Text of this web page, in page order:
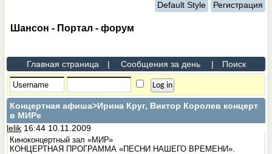
Default Style Регистрация
Шансон - Портал - форум
Главная страница | Сообщения за день | Поиск
Концертная афиша>Ирина Круг, Виктор Королев концерт
в МИРе
lelik 16:44 10.11.2009
Киноконцертный зал «МИР»
КОНЦЕРТНАЯ ПРОГРАММА «ПЕСНИ НАШЕГО ВРЕМЕНИ».